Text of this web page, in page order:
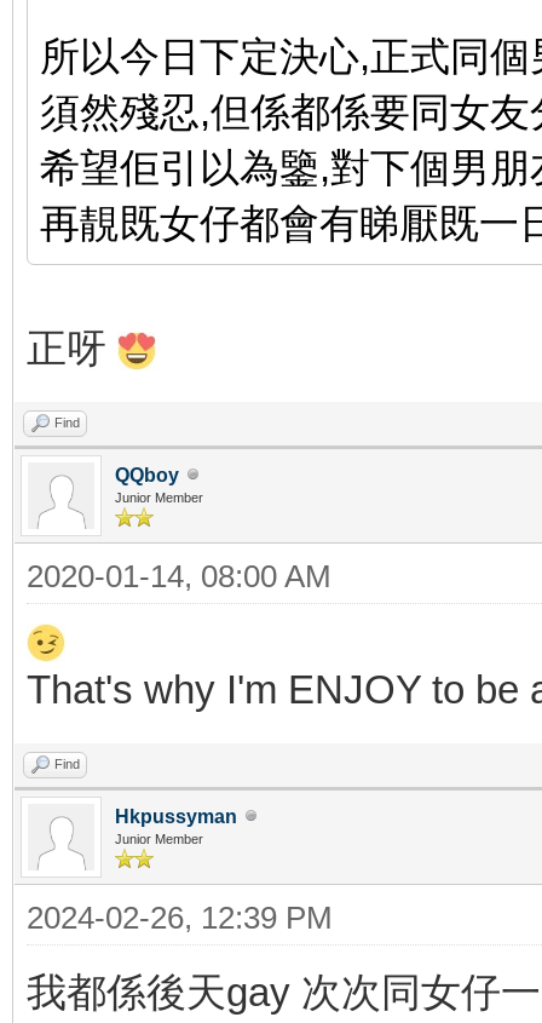
所以今日下定決心,正式同
須然殘忍,但係都係要同女友
希望佢引以為鑒,對下個男
再靚既女仔都會有睇厭既一
正呀
Find
QQboy
Junior Member
2020-01-14, 08:00 AM
That's why I'm ENJOY to be
Find
Hkpussyman
Junior Member
2024-02-26, 12:39 PM
我都係後天gay 次次同女仔